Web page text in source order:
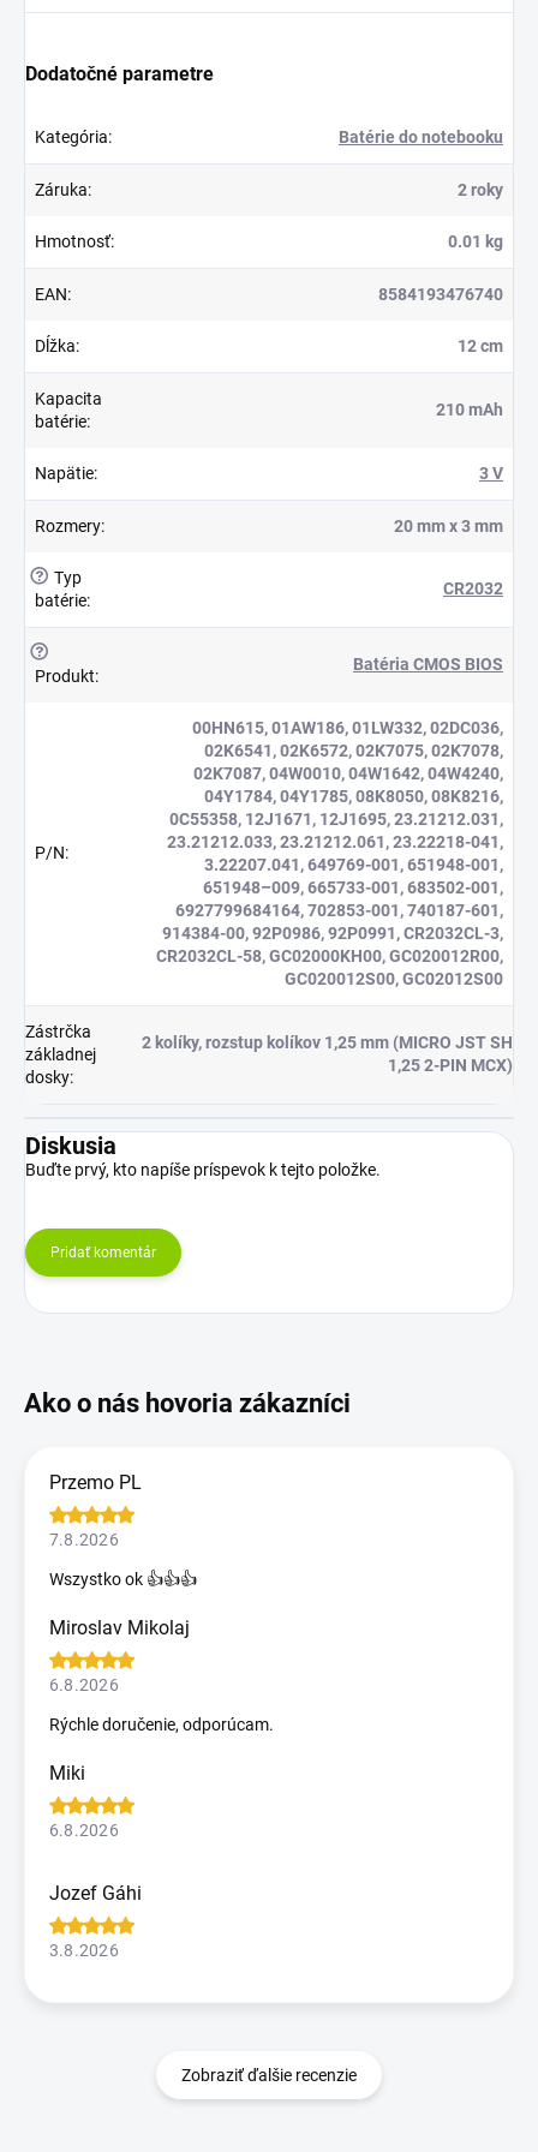
Dodatočné parametre
Kategória: Batérie do notebooku
Záruka: 2 roky
Hmotnosť: 0.01 kg
EAN: 8584193476740
Dĺžka: 12 cm
Kapacita
batérie:
210 mAh
Napätie: 3 V
Rozmery: 20 mm x 3 mm
? Typ
batérie:
CR2032
?
Produkt:
Batéria CMOS BIOS
P/N:
00HN615, 01AW186, 01LW332, 02DC036,
02K6541, 02K6572, 02K7075, 02K7078,
02K7087, 04W0010, 04W1642, 04W4240,
04Y1784, 04Y1785, 08K8050, 08K8216,
0C55358, 12J1671, 12J1695, 23.21212.031,
23.21212.033, 23.21212.061, 23.22218-041,
3.22207.041, 649769-001, 651948-001,
651948–009, 665733-001, 683502-001,
6927799684164, 702853-001, 740187-601,
914384-00, 92P0986, 92P0991, CR2032CL-3,
CR2032CL-58, GC02000KH00, GC020012R00,
GC020012S00, GC02012S00
Zástrčka
základnej
dosky:
2 kolíky, rozstup kolíkov 1,25 mm (MICRO JST SH
1,25 2-PIN MCX)
Diskusia
Buďte prvý, kto napíše príspevok k tejto položke.
Pridať komentár
Przemo PL
7.8.2026
Wszystko ok 👍👍👍
Miroslav Mikolaj
6.8.2026
Rýchle doručenie, odporúcam.
Miki
6.8.2026
Jozef Gáhi
3.8.2026
Zobraziť ďalšie recenzie